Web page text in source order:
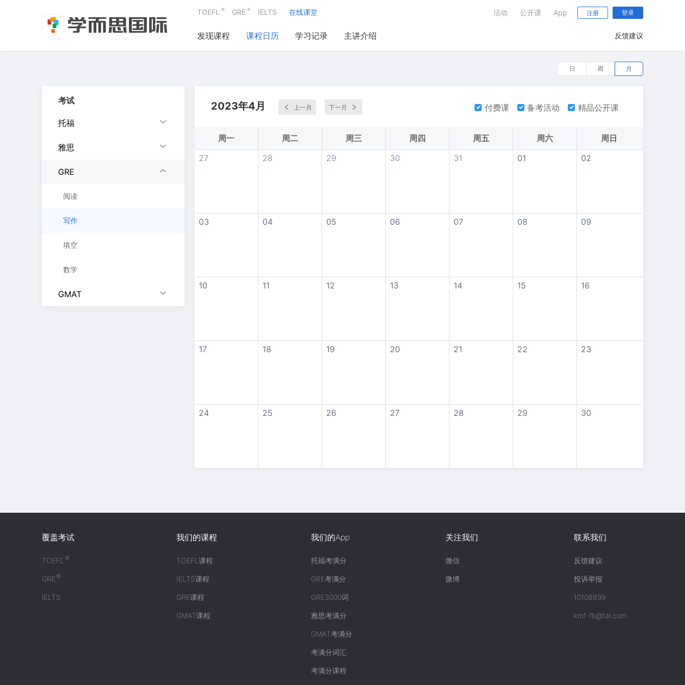
TOEFL ® GRE ® IELTS 在线课堂 注册 登录
活动 公开课 App
发现课程 课程日历 学习记录 主讲介绍 反馈建议
日 周 月
考试
托福
雅思
GRE
阅读
写作
填空
数学
GMAT
付费课 备考活动 精品公开课
2023年4月 上一月 下一月
周一 周二 周三 周四 周五 周六
周日
27
28 29 30 31 01 02
03 04 05 06 07 08 09
10 11 12 13 14 15 16
17 18 19 20 21 22 23
24 25 26 27 28 29 30
覆盖考试
TOEFL®
GRE®
IELTS
我们的课程
TOEFL课程
IELTS课程
GRE课程
GMAT课程
我们的App
托福考满分
GRE考满分
GRE3000词
雅思考满分
GMAT考满分
考满分词汇
考满分课程
关注我们
微信
微博
联系我们
反馈建议
投诉举报
10108899
kmf-fb@tal.com